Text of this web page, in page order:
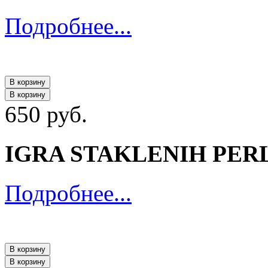
Подробнее...
В корзину
В корзину
650 руб.
IGRA STAKLENIH
Подробнее...
В корзину
В корзину